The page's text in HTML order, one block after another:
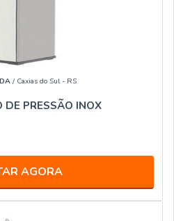
LTDA/ Caxias do Sul - RS
DE PRESSÃO INOX
AGORA